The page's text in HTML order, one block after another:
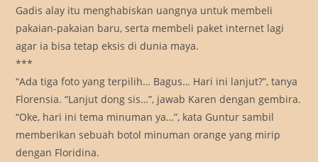
Gadis alay itu menghabiskan uangnya untuk membeli
pakaian-pakaian baru, serta membeli paket internet lagi
agar ia bisa tetap eksis di dunia maya.
***
“Ada tiga foto yang terpilih… Bagus… Hari ini lanjut?”, tanya
Florensia. “Lanjut dong sis…”, jawab Karen dengan gembira.
“Oke, hari ini tema minuman ya…”, kata Guntur sambil
memberikan sebuah botol minuman orange yang mirip
dengan Floridina.